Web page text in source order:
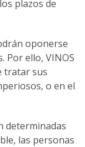
plazos de
oponerse
Por ello, VINOS
tratar sus
o en el
determinadas
las personas